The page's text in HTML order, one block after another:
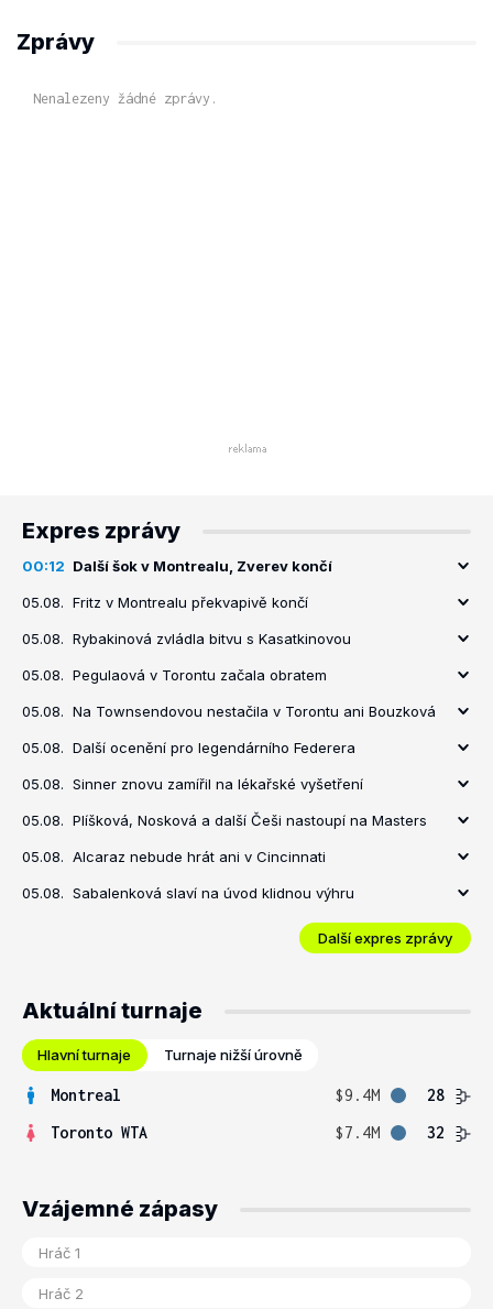
Zprávy
Nenalezeny žádné zprávy.
Expres zprávy
00:12 Další šok v Montrealu, Zverev končí
05.08. Fritz v Montrealu překvapivě končí
05.08. Rybakinová zvládla bitvu s Kasatkinovou
05.08. Pegulaová v Torontu začala obratem
05.08. Na Townsendovou nestačila v Torontu ani Bouzková
05.08. Další ocenění pro legendárního Federera
05.08. Sinner znovu zamířil na lékařské vyšetření
05.08. Plíšková, Nosková a další Češi nastoupí na Masters
05.08. Alcaraz nebude hrát ani v Cincinnati
05.08. Sabalenková slaví na úvod klidnou výhru
Další expres zprávy
Aktuální turnaje
Hlavní turnaje Turnaje nižší úrovně
Montreal $9.4M
28
Toronto WTA
$7.4M 32
Vzájemné zápasy